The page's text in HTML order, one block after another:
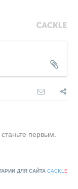
первым.
ДЛЯ САЙТА CACKL E